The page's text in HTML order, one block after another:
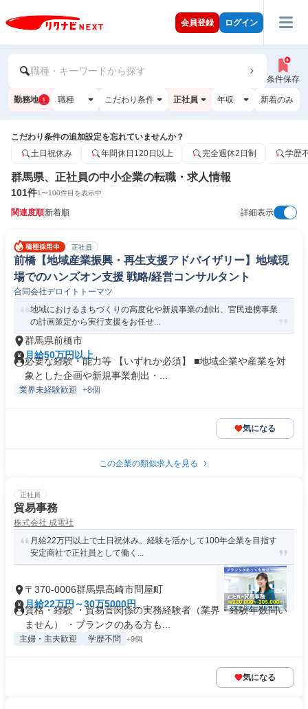
会員登録 ログイン
職種・キーワードから探す
条件保存
勤務地 1 職種 こだわり条件 正社員 年収 新着のみ
こだわり条件の追加設定を忘れていませんか？
土日祝休み
年間休日120日以上 完全週休2日制 学歴
群馬県、正社員の中小企業の転職・求人情報
101件1〜100件目を表示中
関連度順新着順 詳細表示
正社員
前橋【地域産業振興・再生支援アドバイザリー】地域現
場でのハンズオン支援 戦略/経営コンサルタント
合同会社デロイトトーマツ
地域におけるまちづくりの高度化や新規事業の創出、官民連携事業
の計画策定から実行支援をお任せ...
群馬県前橋市
月給50万円以上
必要な経験・能力等 【いずれか必須】 ■地域企業や産業を対
象とした企画や新規事業創出・...
業界未経験歓迎 +8個
気になる
この企業の類似求人を見る
正社員
貿易事務
株式会社 成電社
月給22万円以上で土日祝休み。経験を活かして100年企業を目指す
安定商社で正社員として働く...
〒370-0006群馬県高崎市問屋町
月給22万円～30万5000円
資格・経験 ・貿易菅関係の実務経験者（業界・経験年数問い
ません） ・ブランクのある方も...
主婦・主夫歓迎 学歴不問 +9個
気になる